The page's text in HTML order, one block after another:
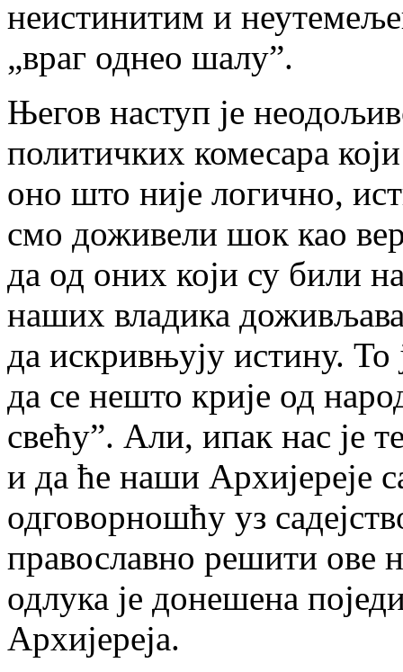
неистинитим и
„враг однео шалу”.
Његов наступ је
политичких комесара
оно што није логично,
смо доживели шок као
да од оних који су били
наших владика
да искривњују истину. То
да се нешто крије од
свећу”. Али, ипак нас је
и да ће наши Архијереје
одговорношћу уз
православно решити ове
одлука је донешена
Архијереја.